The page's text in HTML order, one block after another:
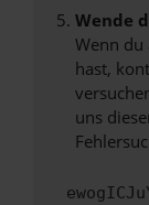
Wende
Wenn du
hast,
uns